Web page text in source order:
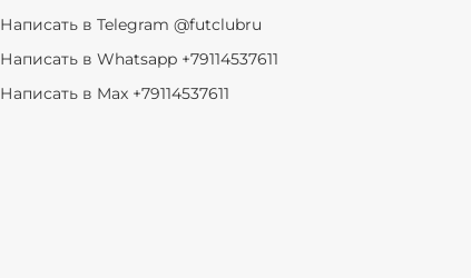
Написать в Telegram @futclubru
Написать в Whatsapp +79114537611
Написать в Max +79114537611